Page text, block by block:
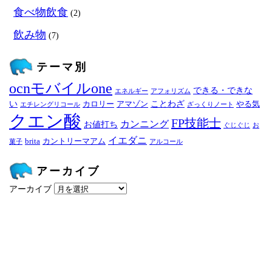
食べ物飲食 (2)
飲み物 (7)
テーマ別
ocnモバイルone エネルギー アフォリズム できる・できな
い エチレングリコール カロリー アマゾン ことわざ ざっくりノート やる気
クエン酸 お値打ち カンニング FP技能士 ぐじぐじ お
菓子 brita カントリーマアム イエダニ アルコール
アーカイブ
アーカイブ